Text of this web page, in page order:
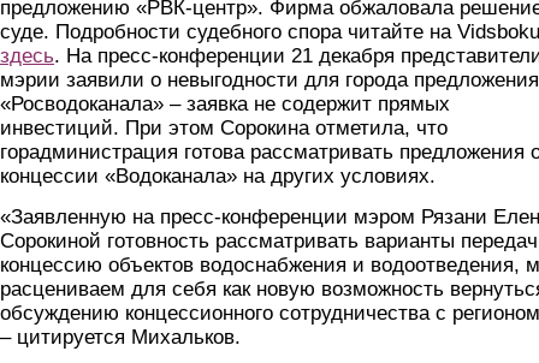
предложению «РВК-центр». Фирма обжаловала
суде. Подробности судебного спора читайте на Vidsboku
здесь. На пресс-конференции 21 декабря
мэрии заявили о невыгодности для города предложения
«Росводоканала» – заявка не содержит прямых
инвестиций. При этом Сорокина отметила, что
горадминистрация готова рассматривать предложения
концессии «Водоканала» на других условиях.
«Заявленную на пресс-конференции мэром Рязани
Сорокиной готовность рассматривать варианты
концессию объектов водоснабжения и водоотведения,
расцениваем для себя как новую возможность
обсуждению концессионного сотрудничества с
– цитируется Михальков.